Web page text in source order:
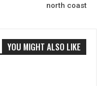
north coast
YOU MIGHT ALSO LIKE